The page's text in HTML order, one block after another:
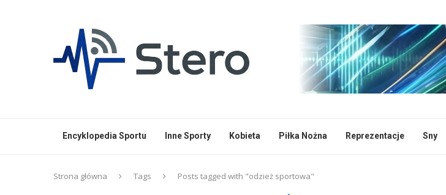
Encyklopedia Sportu Inne Sporty Kobieta Piłka Nożna Reprezentacje Sny
Strona główna Tags Posts tagged with "odzież sportowa"